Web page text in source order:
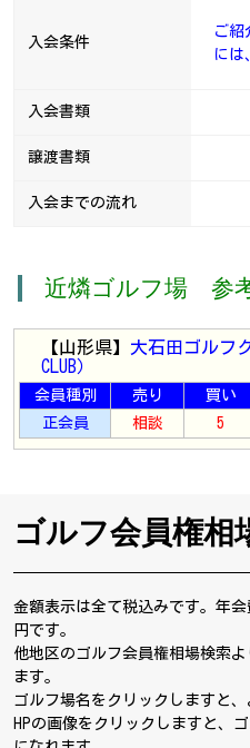
入会条件
ご紹
には
入会書類
譲渡書類
入会までの流れ
近燐ゴルフ場 参
【山形県】 大石田ゴルフ
CLUB）
会員種別 売り 買い
正会員
相談 5
ゴルフ会員権相
金額表示は全て税込みです。年
円です。
他地区のゴルフ会員権相場検索
ます。
ゴルフ場名をクリックしますと
HPの画像をクリックしますと、